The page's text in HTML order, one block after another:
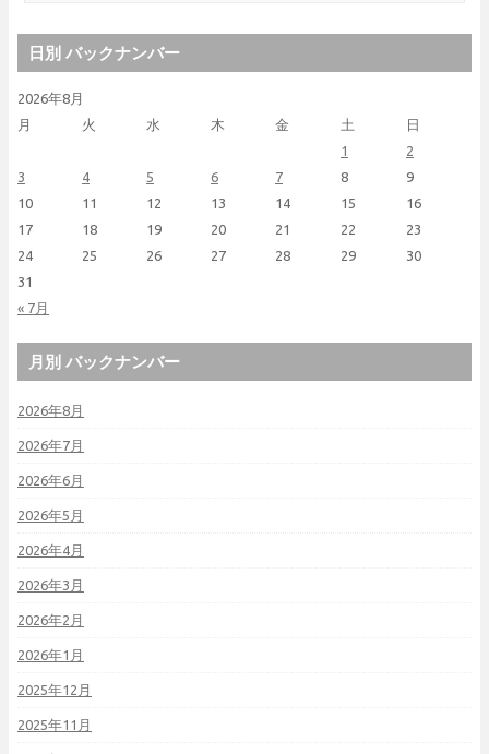
日別 バックナンバー
2026年8月
月
火 水 木 金 土 日
« 7月
1
2
3
4 5 6 7 8
9
10
11 12 13 14 15
16
17
18 19 20 21 22
23
24
25 26 27 28 29
30
31
月別 バックナンバー
2026年8月
2026年7月
2026年6月
2026年5月
2026年4月
2026年3月
2026年2月
2026年1月
2025年12月
2025年11月